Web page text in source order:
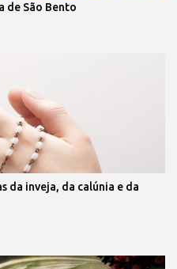
de São Bento
da inveja, da calúnia e da